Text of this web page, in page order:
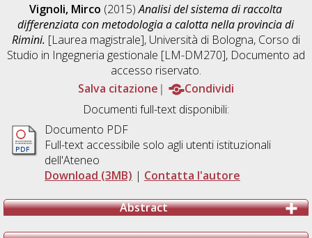
Vignoli, Mirco (2015)Analisi del sistema di raccolta
differenziata con metodologia a calotta nella provincia di
Rimini. [Laurea magistrale], Università di Bologna, Corso di
Studio in Ingegneria gestionale [LM-DM270], Documento ad
accesso riservato.
Salva citazione
Condividi
Documenti full-text disponibili:
Documento PDF
Full-text accessibile solo agli utenti istituzionali
dell'Ateneo
Download (3MB) | Contatta l'autore
Abstract